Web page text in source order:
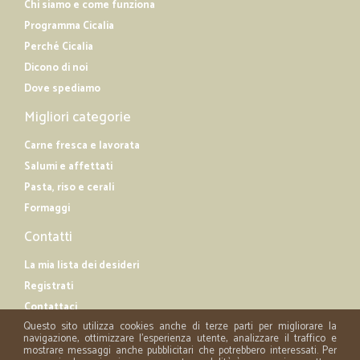
Chi siamo e come funziona
Programma Cicalia
Perché Cicalia
Dicono di noi
Dove spediamo
Migliori categorie
Carne fresca e lavorata
Salumi e affettati
Pasta, riso e cerali
Formaggi
Contatti
La mia lista dei desideri
Registrati
Contattaci
Questo sito utilizza cookies anche di terze parti per migliorare la
navigazione, ottimizzare l'esperienza utente, analizzare il traffico e
mostrare messaggi anche pubblicitari che potrebbero interessati. Per